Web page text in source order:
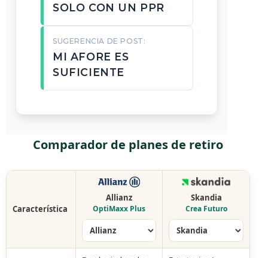
SOLO CON UN PPR
SUGERENCIA DE POST:
MI AFORE ES
SUFICIENTE
Comparador de planes de retiro
Característica
Allianz
OptiMaxx Plus
Skandia
Crea Futuro